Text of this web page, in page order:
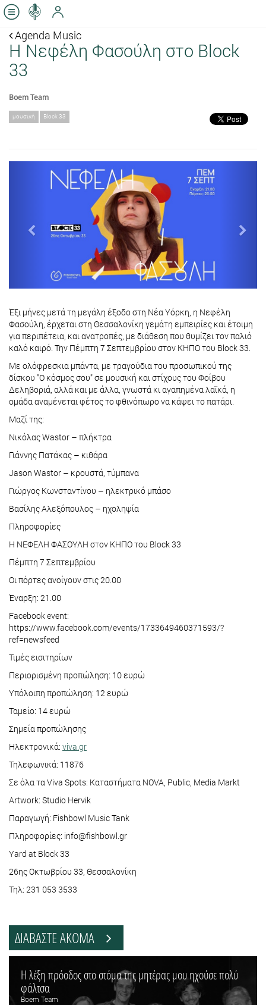
Agenda Music
Η Νεφέλη Φασούλη στο Block
33
Boem Team
μουσική Block 33
Previous
Έξι μήνες μετά τη μεγάλη έξοδο στη Νέα Υόρκη, η Νεφέλη
Φασούλη, έρχεται στη Θεσσαλονίκη γεμάτη εμπειρίες και έτοιμη
για περιπέτεια, και ανατροπές, με διάθεση που θυμίζει τον παλιό
καλό καιρό. Την Πέμπτη 7 Σεπτεμβρίου στον ΚΗΠΟ του Block 33.
Με ολόφρεσκια μπάντα, με τραγούδια του προσωπικού της
δίσκου "Ο κόσμος σου" σε μουσική και στίχους του Φοίβου
Δεληβοριά, αλλά και με άλλα, γνωστά κι αγαπημένα λαϊκά, η
ομάδα αναμένεται φέτος το φθινόπωρο να κάψει το πατάρι.
Μαζί της:
Νικόλας Wastor – πλήκτρα
Γιάννης Πατάκας – κιθάρα
Jason Wastor – κρουστά, τύμπανα
Γιώργος Κωνσταντίνου – ηλεκτρικό μπάσο
Βασίλης Αλεξόπουλος – ηχοληψία
Πληροφορίες
Η ΝΕΦΕΛΗ ΦΑΣΟΥΛΗ στον ΚΗΠΟ του Block 33
Πέμπτη 7 Σεπτεμβρίου
Οι πόρτες ανοίγουν στις 20.00
Έναρξη: 21.00
Facebook event:
https://www.facebook.com/events/1733649460371593/?
ref=newsfeed
Τιμές εισιτηρίων
Περιορισμένη προπώληση: 10 ευρώ
Υπόλοιπη προπώληση: 12 ευρώ
Ταμείο: 14 ευρώ
Σημεία προπώλησης
Ηλεκτρονικά: viva.gr
Τηλεφωνικά: 11876
Σε όλα τα Viva Spots: Καταστήματα NOVA, Public, Media Markt
Artwork: Studio Hervik
Παραγωγή: Fishbowl Music Tank
Πληροφορίες: info@fishbowl.gr
Yard at Block 33
26ης Οκτωβρίου 33, Θεσσαλονίκη
Τηλ: 231 053 3533
ΔΙΑΒΑΣΤΕ ΑΚΟΜΑ
Η λέξη πρόοδος στο στόμα της μητέρας μου ηχούσε πολύ
φάλτσα
Boem Team